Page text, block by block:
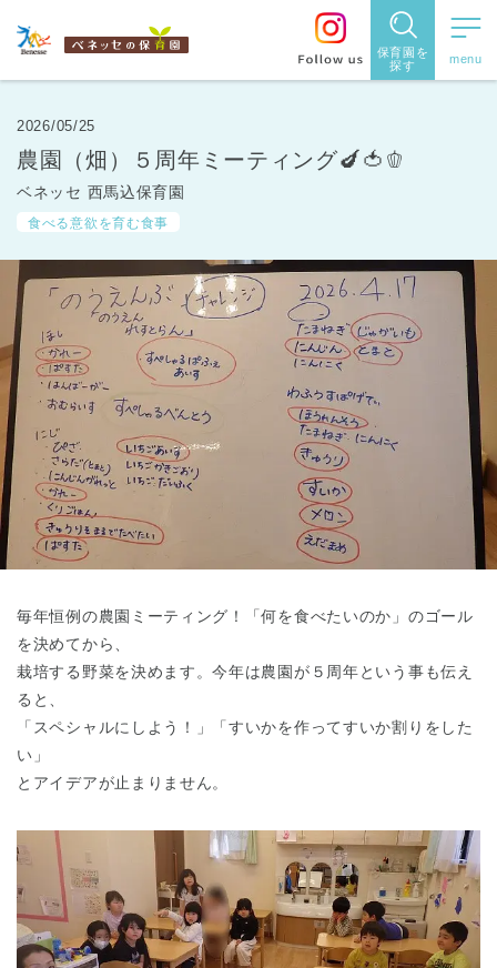
保育園を
探す
保育園を探す
住所・駅
す
都道府県
から探す
東京都 全域
2026/05/25
農園（畑）５周年ミーティング🍆🍅🫑
ベネッセ 西馬込保育園
食べる意欲を育む食事
毎年恒例の農園ミーティング！「何を食べたいのか」のゴール
を決めてから、
栽培する野菜を決めます。今年は農園が５周年という事も伝え
ると、
「スペシャルにしよう！」「すいかを作ってすいか割りをした
い」
とアイデアが止まりません。